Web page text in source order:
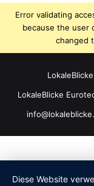
Error validating
because the user
changed
LokaleBlicke
Diese Website